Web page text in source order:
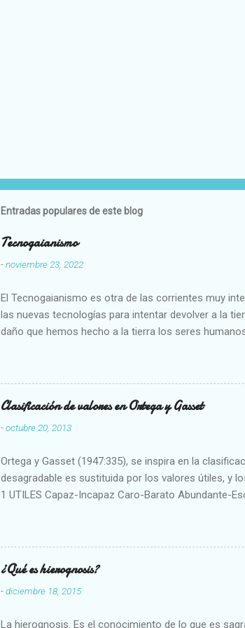
Entradas populares de este blog
Tecnogaianismo
-noviembre 23, 2022
El Tecnogaianismo es otra de las corrientes muy
las nuevas tecnologías para intentar devolver a la
daño que hemos hecho a la tierra los seres
Clasificación de valores en Ortega y Gasset
-octubre 20, 2013
Ortega y Gasset (1947:335), se inspira en la
desagradable es sustituida por los valores útiles, y
1 UTILES Capaz-Incapaz Caro-Barato Abundante-
Aproximado Evidente-Probable,etc b) Morales
Escrupuloso-Relajado Leal-Desleal,etc. d)
Armonioso-Inarmonioso 4 RELIGIOSOS Santo-Pr...
¿Qué es hierognosis?
-diciembre 18, 2015
La hierognosis. Es el conocimiento de lo que es